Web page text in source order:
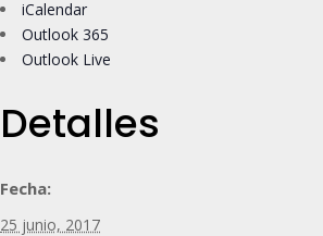
iCalendar
Outlook 365
Outlook Live
Detalles
Fecha:
25 junio, 2017